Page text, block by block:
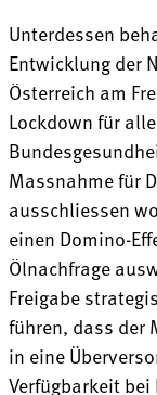
Unterdessen
Entwicklung der
Österreich am
Lockdown für
Massnahme für
ausschliessen
einen Domino-
Ölnachfrage
Freigabe
führen, dass der
in eine
Verfügbarkeit